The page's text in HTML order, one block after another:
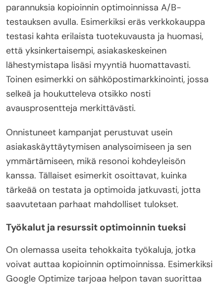
parannuksia kopioinnin optimoinnissa A/B-
testauksen avulla. Esimerkiksi eräs verkkokauppa
testasi kahta erilaista tuotekuvausta ja huomasi,
että yksinkertaisempi, asiakaskeskeinen
lähestymistapa lisäsi myyntiä huomattavasti.
Toinen esimerkki on sähköpostimarkkinointi, jossa
selkeä ja houkutteleva otsikko nosti
avausprosentteja merkittävästi.
Onnistuneet kampanjat perustuvat usein
asiakaskäyttäytymisen analysoimiseen ja sen
ymmärtämiseen, mikä resonoi kohdeyleisön
kanssa. Tällaiset esimerkit osoittavat, kuinka
tärkeää on testata ja optimoida jatkuvasti, jotta
saavutetaan parhaat mahdolliset tulokset.
Työkalut ja resurssit optimoinnin tueksi
On olemassa useita tehokkaita työkaluja, jotka
voivat auttaa kopioinnin optimoinnissa. Esimerkiksi
Google Optimize tarjoaa helpon tavan suorittaa